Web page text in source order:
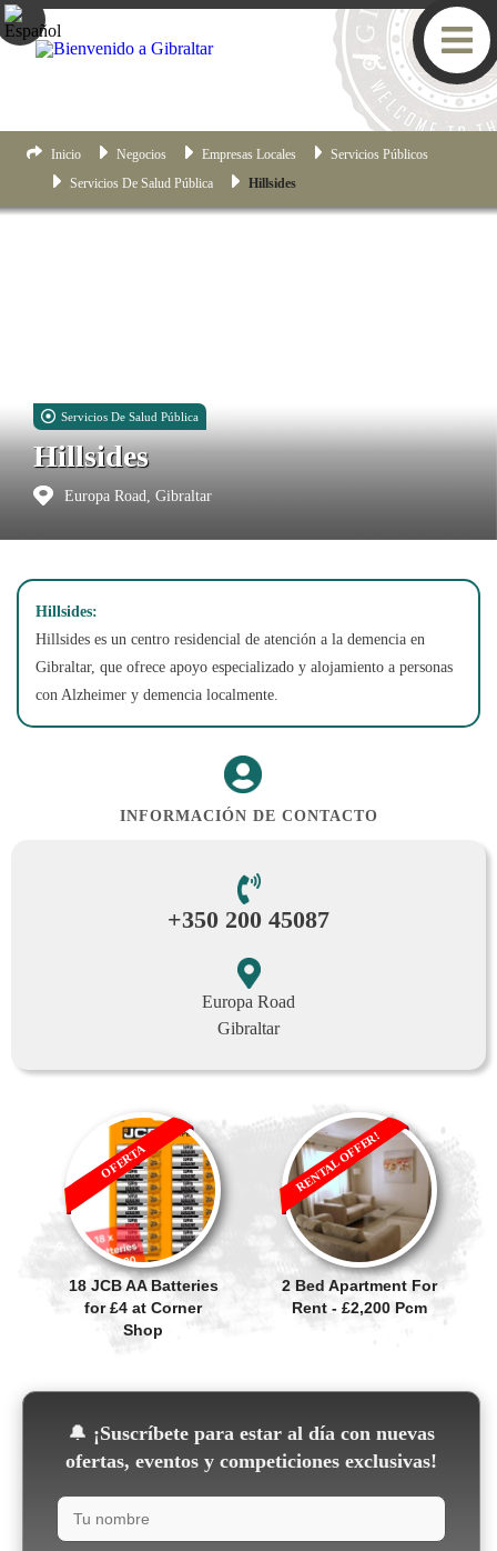
Inicio Negocios Empresas Locales
Servicios Públicos
Servicios De Salud Pública
Hillsides
Servicios De Salud Pública
Hillsides
Europa Road, Gibraltar
Hillsides:
Hillsides es un centro residencial de atención a la demencia en
Gibraltar, que ofrece apoyo especializado y alojamiento a personas
con Alzheimer y demencia localmente.
INFORMACIÓN DE CONTACTO
+350 200 45087
Europa Road
Gibraltar
18 JCB AA Batteries
for £4 at Corner
Shop
OFERTA
2 Bed Apartment For
Rent - £2,200 Pcm
RENTAL OFFER!
🔔 ¡Suscríbete para estar al día con nuevas
ofertas, eventos y competiciones exclusivas!